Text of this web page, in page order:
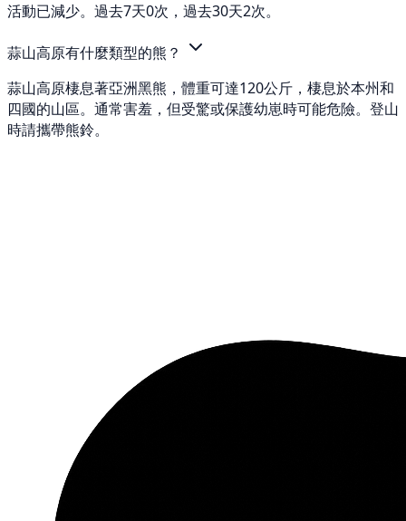
活動已減少。過去7天0次，過去30天2次。
蒜山高原有什麼類型的熊？
蒜山高原棲息著亞洲黑熊，體重可達120公斤，棲息於本州和
四國的山區。通常害羞，但受驚或保護幼崽時可能危險。登山
時請攜帶熊鈴。